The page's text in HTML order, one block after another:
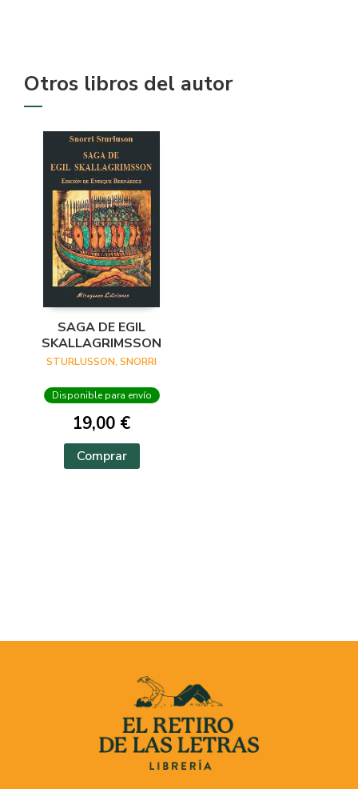
Otros libros del autor
SAGA DE EGIL
SKALLAGRIMSSON
STURLUSSON, SNORRI
Disponible para envío
19,00 €
Comprar